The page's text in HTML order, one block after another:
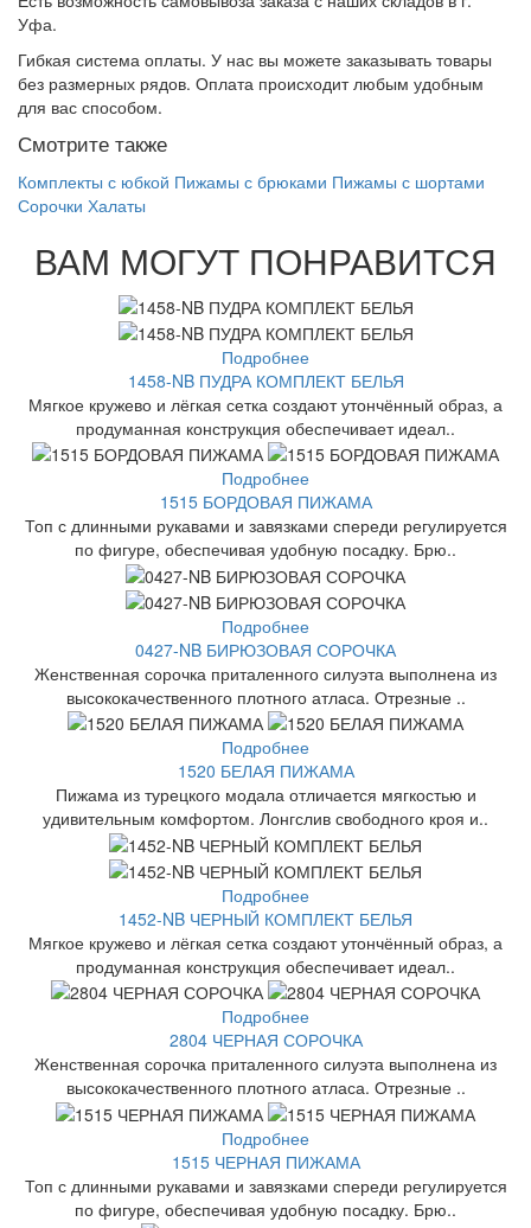
Уфа.
Гибкая система оплаты. У нас вы можете заказывать товары
без размерных рядов. Оплата происходит любым удобным
для вас способом.
Смотрите также
Комплекты с юбкой Пижамы с брюками Пижамы с шортами
Сорочки Халаты
ВАМ МОГУТ ПОНРАВИТСЯ
Подробнее
1458-NB ПУДРА КОМПЛЕКТ БЕЛЬЯ
Мягкое кружево и лёгкая сетка создают утончённый образ, а
продуманная конструкция обеспечивает идеал..
Подробнее
1515 БОРДОВАЯ ПИЖАМА
Топ с длинными рукавами и завязками спереди регулируется
по фигуре, обеспечивая удобную посадку. Брю..
Подробнее
0427-NB БИРЮЗОВАЯ СОРОЧКА
Женственная сорочка приталенного силуэта выполнена из
высококачественного плотного атласа. Отрезные ..
Подробнее
1520 БЕЛАЯ ПИЖАМА
Пижама из турецкого модала отличается мягкостью и
удивительным комфортом. Лонгслив свободного кроя и..
Подробнее
1452-NB ЧЕРНЫЙ КОМПЛЕКТ БЕЛЬЯ
Мягкое кружево и лёгкая сетка создают утончённый образ, а
продуманная конструкция обеспечивает идеал..
Подробнее
2804 ЧЕРНАЯ СОРОЧКА
Женственная сорочка приталенного силуэта выполнена из
высококачественного плотного атласа. Отрезные ..
Подробнее
1515 ЧЕРНАЯ ПИЖАМА
Топ с длинными рукавами и завязками спереди регулируется
по фигуре, обеспечивая удобную посадку. Брю..